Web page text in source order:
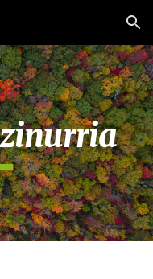
Skip to navigation